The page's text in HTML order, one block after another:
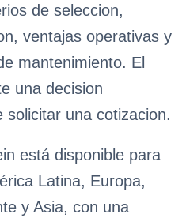
de seleccion,
ventajas operativas y
mantenimiento. El
una decision
solicitar una cotizacion.
está disponible para
Latina, Europa,
y Asia, con una